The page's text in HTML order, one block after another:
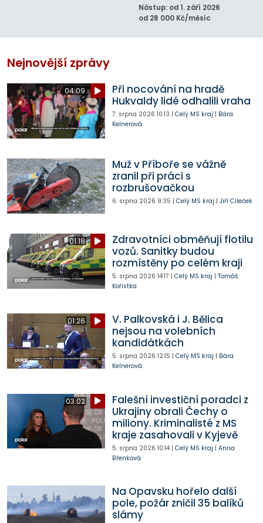
Nástup: od 1. září 2026
od 28 000 Kč/měsíc
Nejnovější zprávy
04:09
Při nocování na hradě
Hukvaldy lidé odhalili vraha
7. srpna 2026 10:13 | Celý MS kraj | Bára
Kelnerová
Muž v Příboře se vážně
zranil při práci s
rozbrušovačkou
6. srpna 2026 9:35 | Celý MS kraj | Jiří Cileček
01:18
Zdravotníci obměňují flotilu
vozů. Sanitky budou
rozmístěny po celém kraji
5. srpna 2026 14:17 | Celý MS kraj | Tomáš
Kořistka
01:26
V. Palkovská i J. Bělica
nejsou na volebních
kandidátkách
5. srpna 2026 12:15 | Celý MS kraj | Bára
Kelnerová
03:02
Falešní investiční poradci z
Ukrajiny obrali Čechy o
miliony. Kriminalisté z MS
kraje zasahovali v Kyjevě
5. srpna 2026 10:14| Celý MS kraj | Anna
Břenková
Na Opavsku hořelo další
pole, požár zničil 35 balíků
slámy